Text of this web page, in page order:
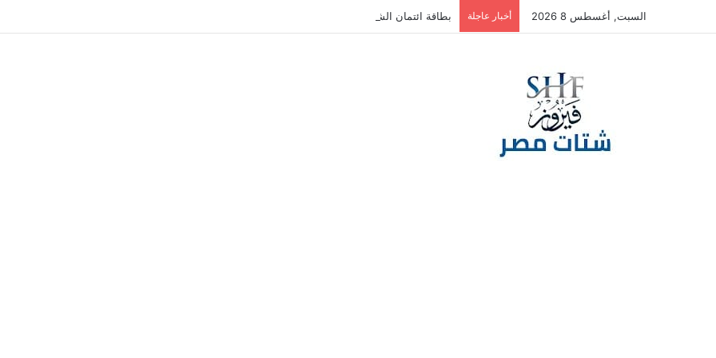
السبت, أغسطس 8 2026 أخبار عاجلة بطاقة ائتمان الشركات في السعودية: الشروط والمزايا